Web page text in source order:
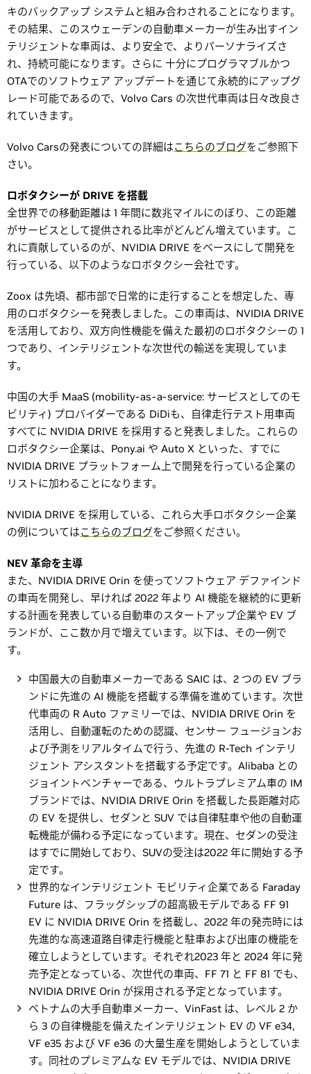
キのバックアップ システムと組み合わされることになります。
その結果、このスウェーデンの自動車メーカーが生み出すイン
テリジェントな車両は、より安全で、よりパーソナライズさ
れ、持続可能になります。さらに 十分にプログラマブルかつ
OTAでのソフトウェア アップデートを通じて永続的にアップグ
レード可能であるので、Volvo Cars の次世代車両は日々改良さ
れていきます。
Volvo Carsの発表についての詳細はこちらのブログをご参照下
さい。
ロボタクシーが DRIVE を搭載
全世界での移動距離は 1 年間に数兆マイルにのぼり、この距離
がサービスとして提供される比率がどんどん増えています。こ
れに貢献しているのが、NVIDIA DRIVE をベースにして開発を
行っている、以下のようなロボタクシー会社です。
Zoox は先頃、都市部で日常的に走行することを想定した、専
用のロボタクシーを発表しました。この車両は、NVIDIA DRIVE
を活用しており、双方向性機能を備えた最初のロボタクシーの 1
つであり、インテリジェントな次世代の輸送を実現していま
す。
中国の大手 MaaS (mobility-as-a-service: サービスとしてのモ
ビリティ) プロバイダーである DiDiも、自律走行テスト用車両
すべてに NVIDIA DRIVE を採用すると発表しました。これらの
ロボタクシー企業は、Pony.ai や Auto X といった、すでに
NVIDIA DRIVE プラットフォーム上で開発を行っている企業の
リストに加わることになります。
NVIDIA DRIVE を採用している、これら大手ロボタクシー企業
の例についてはこちらのブログをご参照ください。
NEV 革命を主導
また、NVIDIA DRIVE Orin を使ってソフトウェア デファインド
の車両を開発し、早ければ 2022 年より AI 機能を継続的に更新
する計画を発表している自動車のスタートアップ企業や EV ブ
ランドが、ここ数か月で増えています。以下は、その一例で
す。
中国最大の自動車メーカーである SAIC は、2 つの EV ブラ
ンドに先進の AI 機能を搭載する準備を進めています。次世
代車両の R Auto ファミリーでは、NVIDIA DRIVE Orin を
活用し、自動運転のための認識、センサー フュージョンお
よび予測をリアルタイムで行う、先進の R-Tech インテリ
ジェント アシスタントを搭載する予定です。Alibaba との
ジョイントベンチャーである、ウルトラプレミアム車の IM
ブランドでは、NVIDIA DRIVE Orin を搭載した長距離対応
の EV を提供し、セダンと SUV では自律駐車や他の自動運
転機能が備わる予定になっています。現在、セダンの受注
はすでに開始しており、SUVの受注は2022 年に開始する予
定です。
世界的なインテリジェント モビリティ企業である Faraday
Future は、フラッグシップの超高級モデルである FF 91
EV に NVIDIA DRIVE Orin を搭載し、2022 年の発売時には
先進的な高速道路自律走行機能と駐車および出庫の機能を
確立しようとしています。それぞれ2023 年と 2024 年に発
売予定となっている、次世代の車両、FF 71 と FF 81 でも、
NVIDIA DRIVE Orin が採用される予定となっています。
ベトナムの大手自動車メーカー、VinFast は、レベル 2 か
ら 3 の自律機能を備えたインテリジェント EV の VF e34,
VF e35 および VF e36 の大量生産を開始しようとしていま
す。同社のプレミアムな EV モデルでは、NVIDIA DRIVE